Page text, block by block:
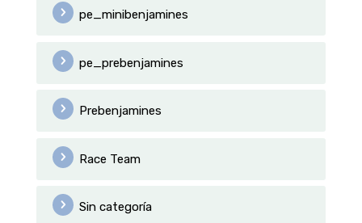
pe_minibenjamines
pe_prebenjamines
Prebenjamines
Race Team
Sin categoría